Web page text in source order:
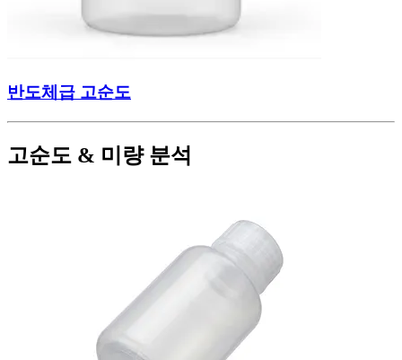
반도체급 고순도
고순도 & 미량 분석